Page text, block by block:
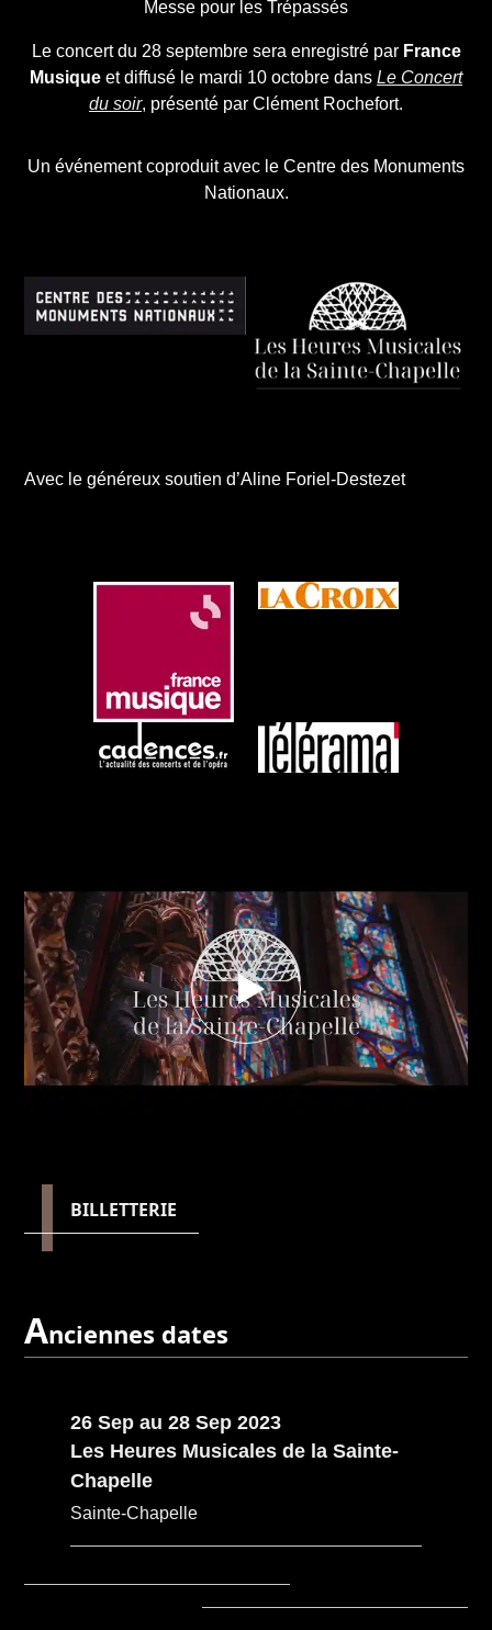
Messe pour les Trépassés
Le concert du 28 septembre sera enregistré parFrance
Musique et diffusé le mardi 10 octobre dans Le Concert
du soir, présenté par Clément Rochefort.
Un événement coproduit avec le Centre des Monuments
Nationaux.
Avec le généreux soutien d’Aline Foriel-Destezet
BILLETTERIE
Anciennes dates
26 Sep au 28 Sep 2023
Les Heures Musicales de la Sainte-
Chapelle
Sainte-Chapelle